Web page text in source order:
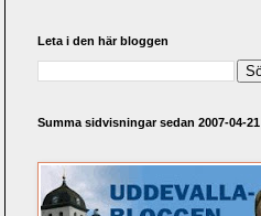
Leta i den här bloggen
Summa sidvisningar sedan 2007-04-21